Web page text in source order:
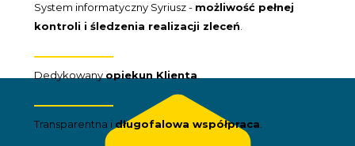
System informatyczny Syriusz - możliwość pełnej
kontroli i śledzenia realizacji zleceń.
Dedykowany opiekun Klienta
Transparentna i długofalowa współpraca